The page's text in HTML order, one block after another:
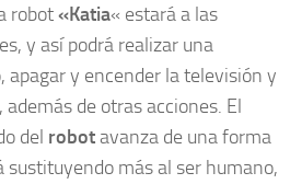
robot«Katia« estará a las
y así podrá realizar una
apagar y encender la televisión y
de otras acciones. El
del robotavanza de una forma
sustituyendo más al ser humano,